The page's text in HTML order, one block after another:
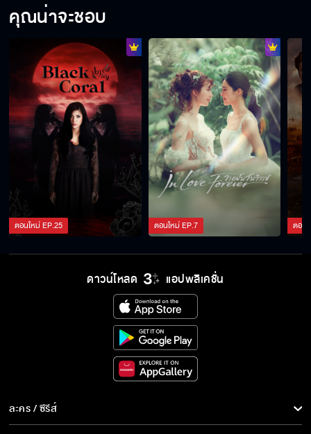
คุณน่าจะชอบ
ตอนใหม่EP.25 ตอนใหม่EP.7 ตอน
ดาวน์โหลด แอปพลิเคชั่น
ละคร / ซีรีส์
ละคร/ซีรีส์